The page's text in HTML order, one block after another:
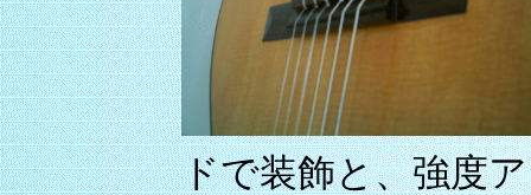
ドで装飾と、強度